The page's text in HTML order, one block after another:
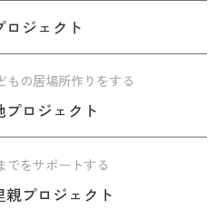
ロジェクト
もの居場所作りをする
プロジェクト
でをサポートする
プロジェクト